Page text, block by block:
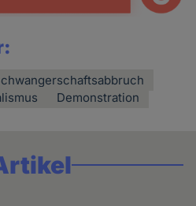
Demonstration